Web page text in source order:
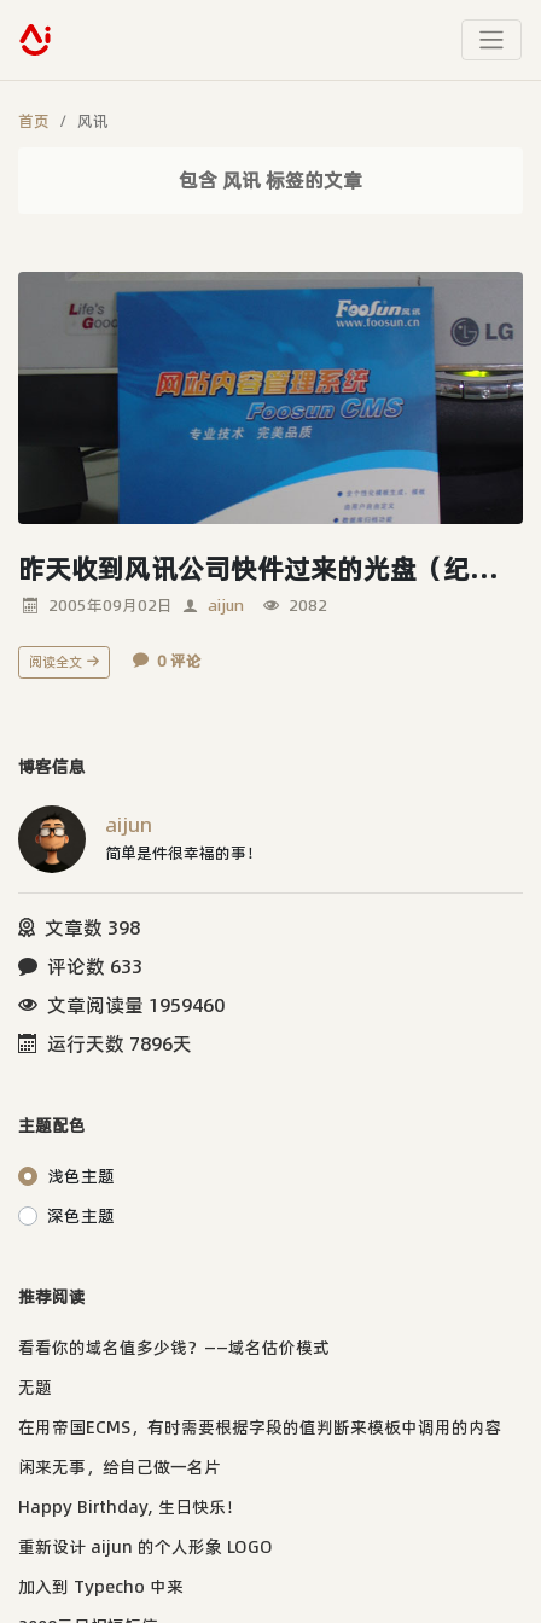
首页 风讯
包含 风讯 标签的文章
昨天收到风讯公司快件过来的光盘（纪念品）
2005年09月02日 aijun 2082
阅读全文 0 评论
博客信息
aijun
简单是件很幸福的事！
文章数 398
评论数 633
文章阅读量 1959460
运行天数 7896天
主题配色
浅色主题
深色主题
推荐阅读
看看你的域名值多少钱？——域名估价模式
无题
在用帝国ECMS，有时需要根据字段的值判断来模板中调用的内容
闲来无事，给自己做一名片
Happy Birthday, 生日快乐！
重新设计 aijun 的个人形象 LOGO
加入到 Typecho 中来